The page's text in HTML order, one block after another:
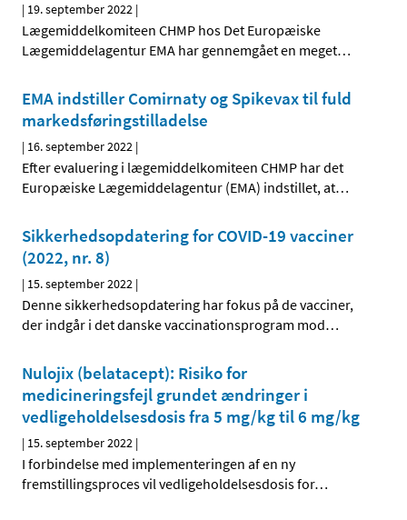
| 19. september 2022 |
Lægemiddelkomiteen CHMP hos Det Europæiske
Lægemiddelagentur EMA har gennemgået en meget…
EMA indstiller Comirnaty og Spikevax til fuld
markedsføringstilladelse
| 16. september 2022 |
Efter evaluering i lægemiddelkomiteen CHMP har det
Europæiske Lægemiddelagentur (EMA) indstillet, at…
Sikkerhedsopdatering for COVID-19 vacciner
(2022, nr. 8)
| 15. september 2022 |
Denne sikkerhedsopdatering har fokus på de vacciner,
der indgår i det danske vaccinationsprogram mod…
Nulojix (belatacept): Risiko for
medicineringsfejl grundet ændringer i
vedligeholdelsesdosis fra 5 mg/kg til 6 mg/kg
| 15. september 2022 |
I forbindelse med implementeringen af en ny
fremstillingsproces vil vedligeholdelsesdosis for…